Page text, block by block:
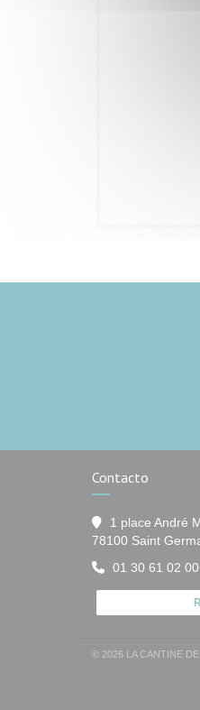
Contacto
1 place André
78100 Saint
01 30 61 02 00
© 2026 LA CANTINE